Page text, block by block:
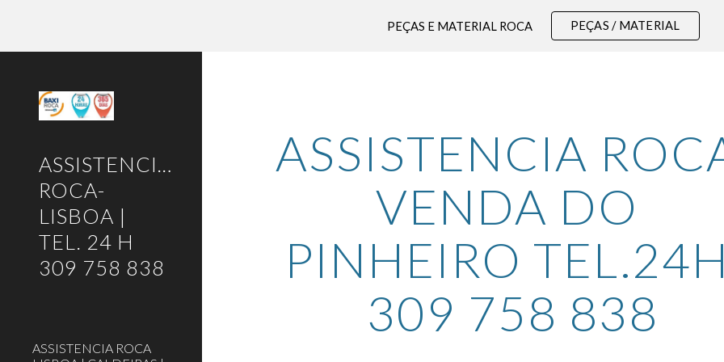
Skip to main content Skip to
PEÇAS E MATERIAL ROCA PEÇAS / MATERIAL
ASSISTENCIA-
ROCA-
LISBOA |
TEL. 24 H
309 758 838
ASSISTENCIA ROCA
ASSISTENCIA
VENDA DO
PINHEIRO TEL.24H
309 758 838